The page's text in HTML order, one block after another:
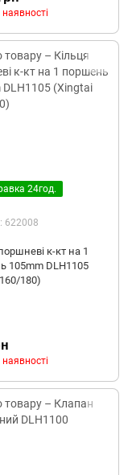
24год.
622008
к-кт на 1
105mm DLH1105
180)